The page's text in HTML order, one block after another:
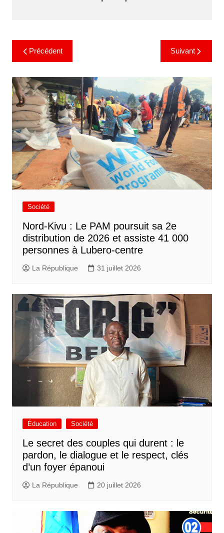
Précédent Suivant
Société
Nord-Kivu : Le PAM poursuit sa 2e
distribution de 2026 et assiste 41 000
personnes à Lubero-centre
La République 31 juillet 2026
Éducation Société
Le secret des couples qui durent : le
pardon, le dialogue et le respect, clés
d’un foyer épanoui
La République 20 juillet 2026